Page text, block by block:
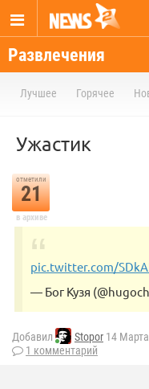
Развлечения
Лучшее Горячее
Ужастик
отметили
21
в архиве
pic.twitter.com/
— Бог Кузя
Добавил Stopor 14
1 комментарий